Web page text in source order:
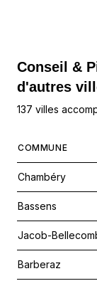
Conseil &
d'autres
137 villes
COMMUNE
Chambéry
Bassens
Jacob-
Barberaz